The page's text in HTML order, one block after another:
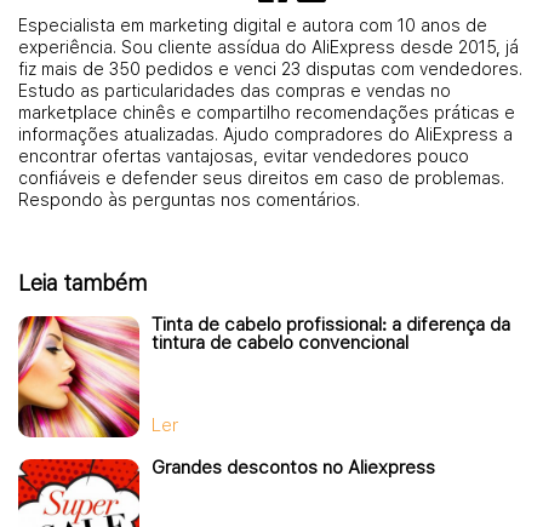
Especialista em marketing digital e autora com 10 anos de
experiência. Sou cliente assídua do AliExpress desde 2015, já
fiz mais de 350 pedidos e venci 23 disputas com vendedores.
Estudo as particularidades das compras e vendas no
marketplace chinês e compartilho recomendações práticas e
informações atualizadas. Ajudo compradores do AliExpress a
encontrar ofertas vantajosas, evitar vendedores pouco
confiáveis e defender seus direitos em caso de problemas.
Respondo às perguntas nos comentários.
Leia também
Tinta de cabelo profissional: a diferença da
tintura de cabelo convencional
Ler
Grandes descontos no Aliexpress